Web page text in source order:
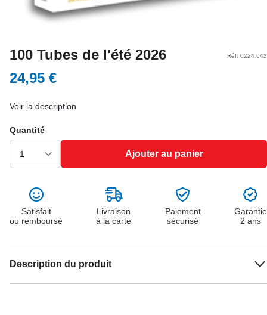
100 Tubes de l'été 2026 Réf. 0224.642
24,95 €
Voir la description
Quantité
Ajouter au panier
Satisfait
ou remboursé
Livraison
à la carte
Paiement
sécurisé
Garantie
2 ans
Description du produit